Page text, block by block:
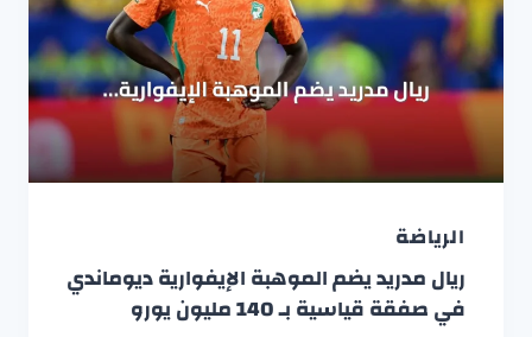
الرياضة
ريال مدريد يضم الموهبة الإيفوارية ديوماندي
في صفقة قياسية بـ 140 مليون يورو